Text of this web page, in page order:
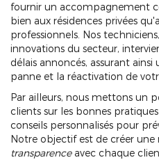
fournir un accompagnement
bien aux résidences privées
professionnels. Nos
innovations du secteur,
délais annoncés, assurant
panne et la réactivation de
Par ailleurs, nous mettons un
clients sur les bonnes
conseils personnalisés pour
Notre objectif est de créer une
transparenceavec chaque